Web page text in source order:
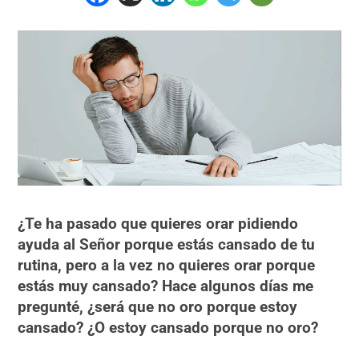
¿Te ha pasado que quieres orar pidiendo
ayuda al Señor porque estás cansado de tu
rutina, pero a la vez no quieres orar porque
estás muy cansado? Hace algunos días me
pregunté, ¿será que no oro porque estoy
cansado? ¿O estoy cansado porque no oro?